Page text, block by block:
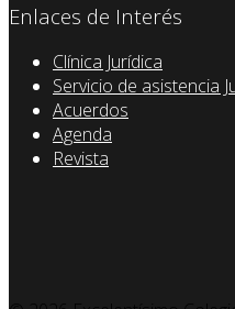
Enlaces de Interés
Clínica Jurídica
Servicio de asistencia
Acuerdos
Agenda
Revista